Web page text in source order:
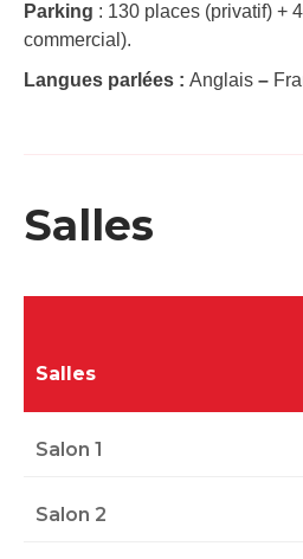
Parking : 130 places (privatif) +
commercial).
Langues parlées : Anglais –
Salles
Salles
Salon 1
Salon 2